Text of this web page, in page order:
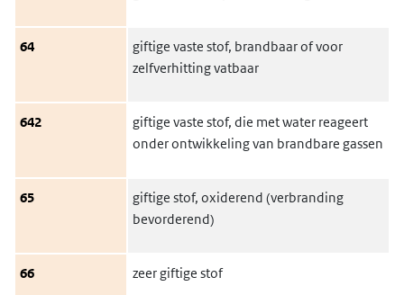
64
giftige vaste stof, brandbaar of voor
zelfverhitting vatbaar
642
giftige vaste stof, die met water reageert
onder ontwikkeling van brandbare gassen
65
giftige stof, oxiderend (verbranding
bevorderend)
66 zeer giftige stof